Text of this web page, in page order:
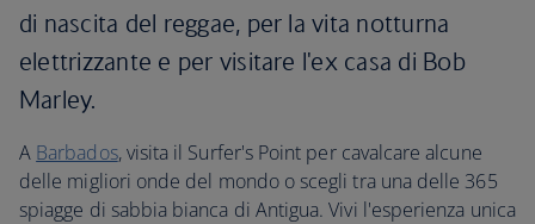
di nascita del reggae, per la vita notturna
elettrizzante e per visitare l'ex casa di Bob
Marley.
A Barbados, visita il Surfer's Point per cavalcare alcune
delle migliori onde del mondo o scegli tra una delle 365
spiagge di sabbia bianca di Antigua. Vivi l'esperienza unica